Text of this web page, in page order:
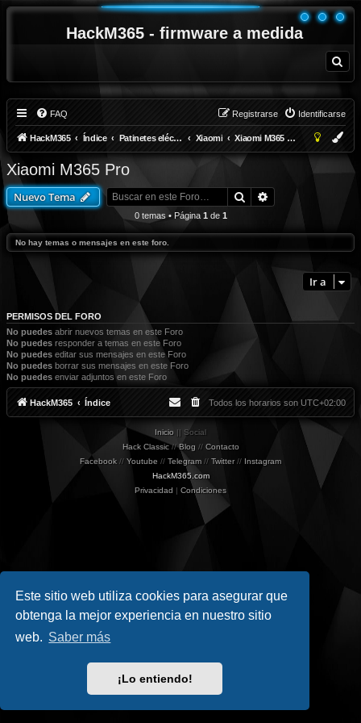
Este sitio web utiliza cookies para asegurar que
obtenga la mejor experiencia en nuestro sitio
web. Saber más
¡Lo entiendo!
HackM365 - firmware a medida
u
FAQ Identificarse
Registrarse
HackM365 Índice Patinetes eléctricos Xiaomi Xiaomi M365 Pro
Xiaomi M365 Pro
Nuevo Tema Buscar
0 temas • Página 1 de 1
No hay temas o mensajes en este foro.
Ir a
PERMISOS DEL FORO
No puedes abrir nuevos temas en este Foro
No puedes responder a temas en este Foro
No puedes editar sus mensajes en este Foro
No puedes borrar sus mensajes en este Foro
No puedes enviar adjuntos en este Foro
HackM365 Índice Todos los horarios son UTC+02:00
Inicio || Social
Hack Classic//Blog // Contacto
Facebook // Youtube // Telegram // Twitter// Instagram
HackM365.com
Privacidad | Condiciones